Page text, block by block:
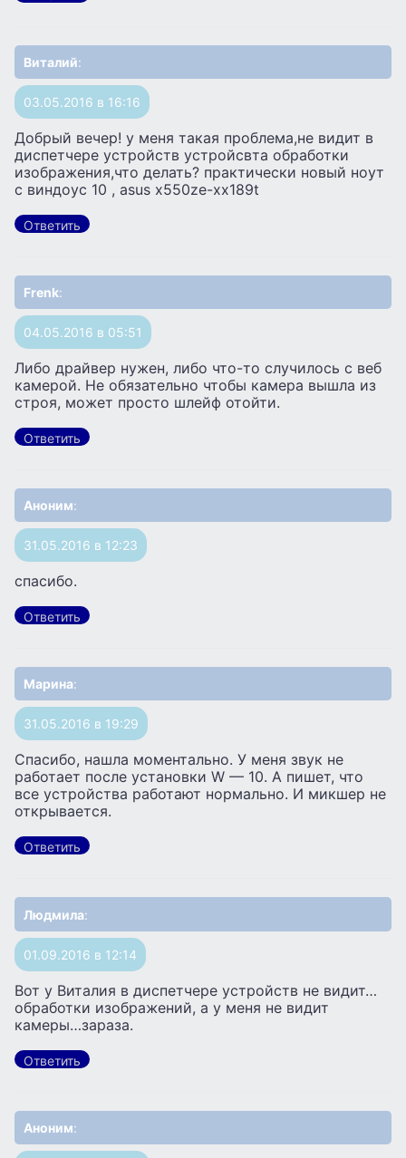
Виталий:
03.05.2016 в 16:16
Добрый вечер! у меня такая проблема,не видит в
диспетчере устройств устройсвта обработки
изображения,что делать? практически новый ноут
с виндоус 10 , asus x550ze-xx189t
Ответить
Frenk:
04.05.2016 в 05:51
Либо драйвер нужен, либо что-то случилось с веб
камерой. Не обязательно чтобы камера вышла из
строя, может просто шлейф отойти.
Ответить
Аноним:
31.05.2016 в 12:23
спасибо.
Ответить
Марина:
31.05.2016 в 19:29
Спасибо, нашла моментально. У меня звук не
работает после установки W — 10. А пишет, что
все устройства работают нормально. И микшер не
открывается.
Ответить
Людмила:
01.09.2016 в 12:14
Вот у Виталия в диспетчере устройств не видит…
обработки изображений, а у меня не видит
камеры…зараза.
Ответить
Аноним: